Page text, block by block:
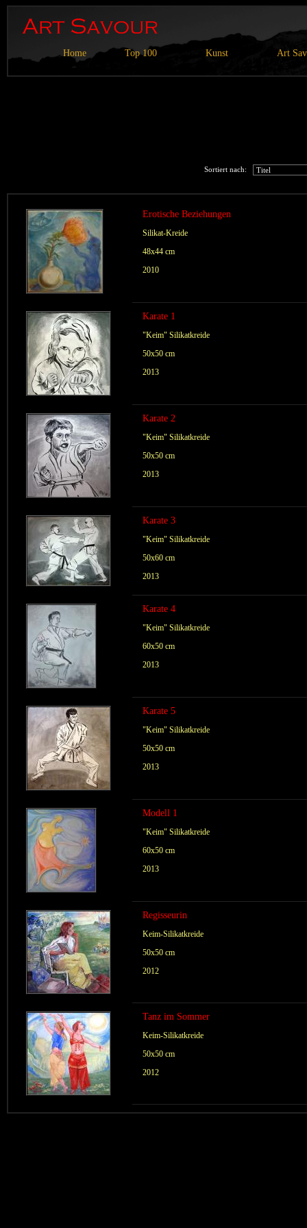
Home Top 100 Kunst Art
Sortiert nach:
Erotische Beziehungen
Silikat-Kreide
48x44 cm
2010
Karate 1
"Keim" Silikatkreide
50x50 cm
2013
Karate 2
"Keim" Silikatkreide
50x50 cm
2013
Karate 3
"Keim" Silikatkreide
50x60 cm
2013
Karate 4
"Keim" Silikatkreide
60x50 cm
2013
Karate 5
"Keim" Silikatkreide
50x50 cm
2013
Modell 1
"Keim" Silikatkreide
60x50 cm
2013
Regisseurin
Keim-Silikatkreide
50x50 cm
2012
Tanz im Sommer
Keim-Silikatkreide
50x50 cm
2012